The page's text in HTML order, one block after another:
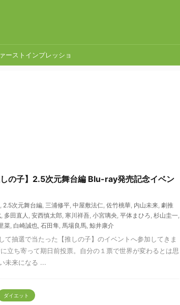
ーストインプレッショ
子】2.5次元舞台編 Blu-ray発売記念イベン
, 2.5次元舞台編, 三浦修平, 中屋敷法仁, 佐竹桃華, 内山未来, 劇推
, 多田直人 , 安西慎太郎, 寒川祥吾, 小宮璃央, 平体まひろ, 杉山圭一,
菜, 白崎誠也, 石田隼, 馬場良馬, 鯨井康介
て抽選で当たった【推しの子】のイベントへ参加してきま
立ち寄って期日前投票。自分の１票で世界が変わるとは思
未来になる ...
ダイエット